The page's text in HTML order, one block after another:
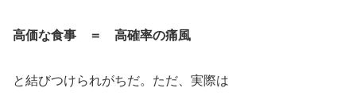
高価な食事 ＝ 高確率の痛風
と結びつけられがちだ。ただ、実際は